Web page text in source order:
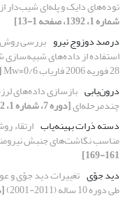
توده‌های دایک و پله‌ای
شماره 1، 1392، صفحه 1-13]
درصد دوزوج نیرو بررسی روش
استفاده از داده‌های
28 فوریه 2006 فاریاب 0/6=Mw
درون‌یابی بازسازی داده‌های
چندمرحله‌ای[دوره 7، شماره 1، 1392، صفحه 14-23]
دسته ذرات بهینه‌یاب ارتقاء
مناسب نگاشت‌های جنبش
161-169]
دید جوّی تغییرات دید جوّی و
طی دوره 10 ساله (2011-2001)